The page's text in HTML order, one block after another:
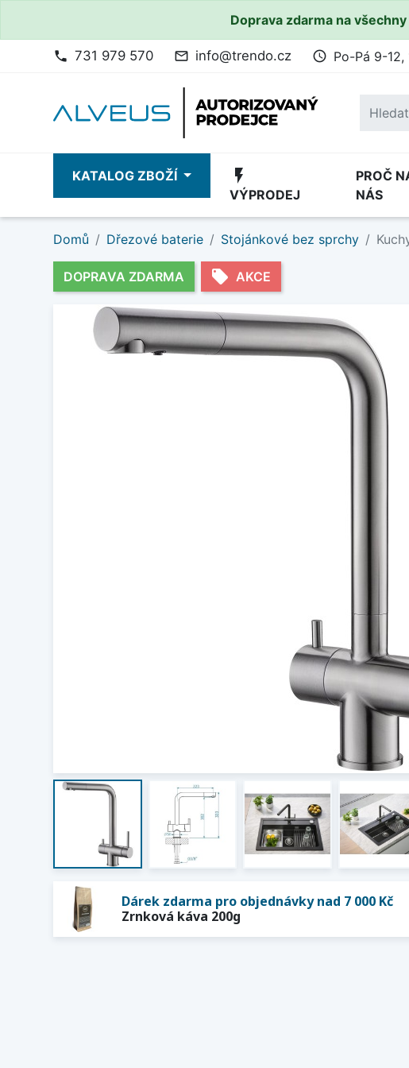
Doprava zdarma na
phone 731 979 570 mail_outline info@trendo.cz access_time Po-Pá 9-12,
KATALOG ZBOŽÍ flash_on
VÝPRODEJ
PROČ
NÁS
Domů Dřezové baterie Stojánkové bez sprchy
DOPRAVA ZDARMA local_offer AKCE
Dárek zdarma pro objednávky nad 7 000 Kč
Zrnková káva 200g